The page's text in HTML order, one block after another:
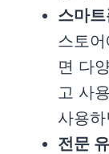
스마
스토어
면 다
고 사
사용
전문